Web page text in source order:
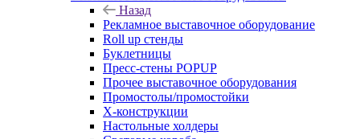
Назад
Рекламное выставочное оборудование
Roll up стенды
Буклетницы
Пресс-стены POPUP
Прочее выставочное оборудования
Промостолы/промостойки
Х-конструкции
Настольные холдеры